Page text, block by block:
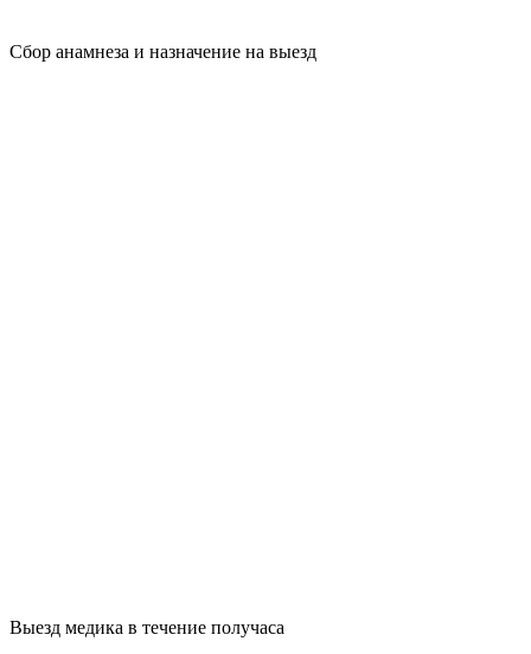
Сбор анамнеза и назначение на выезд
Выезд медика в течение получаса